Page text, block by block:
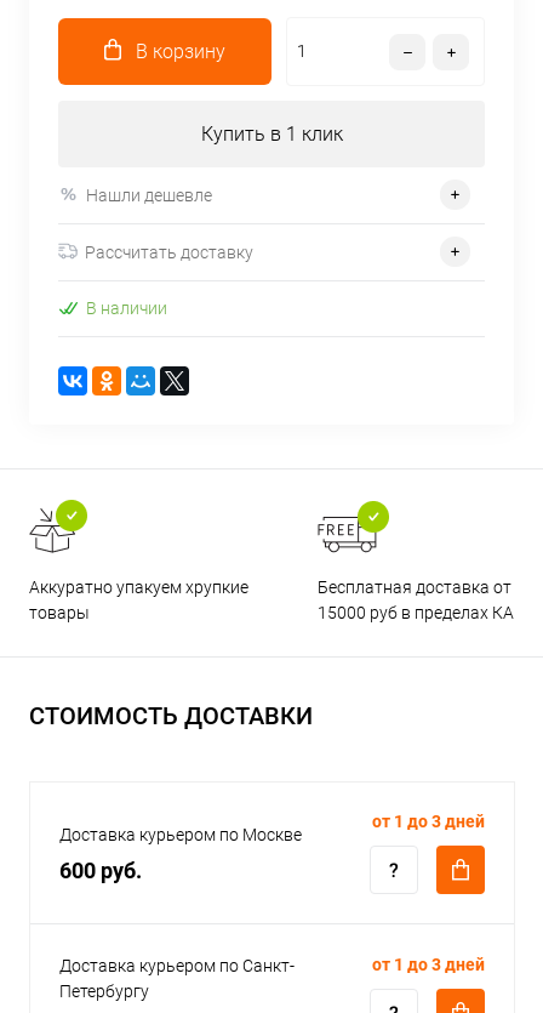
В корзину
Купить в 1 клик
Нашли дешевле
Рассчитать доставку
В наличии
Аккуратно упакуем хрупкие
товары
Бесплатная доставка от
15000 руб в пределах КАД
СТОИМОСТЬ ДОСТАВКИ
Доставка курьером по Москве
600 руб.
от 1 до 3 дней
Доставка курьером по Санкт-
Петербургу
от 1 до 3 дней